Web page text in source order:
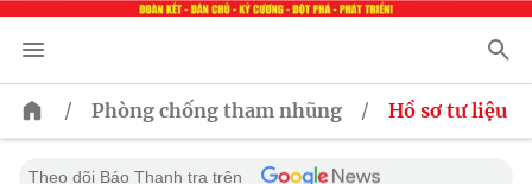
/ Phòng chống tham nhũng / Hồ sơ tư liệu
Theo dõi Báo Thanh tra trên